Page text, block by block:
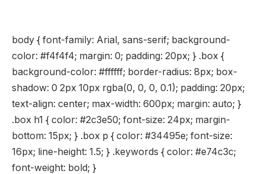
body { font-family: Arial, sans-serif; background-
color: #f4f4f4; margin: 0; padding: 20px; } .box {
background-color: #ffffff; border-radius: 8px; box-
shadow: 0 2px 10px rgba(0, 0, 0, 0.1); padding: 20px;
text-align: center; max-width: 600px; margin: auto; }
.box h1 { color: #2c3e50; font-size: 24px; margin-
bottom: 15px; } .box p { color: #34495e; font-size:
16px; line-height: 1.5; } .keywords { color: #e74c3c;
font-weight: bold; }